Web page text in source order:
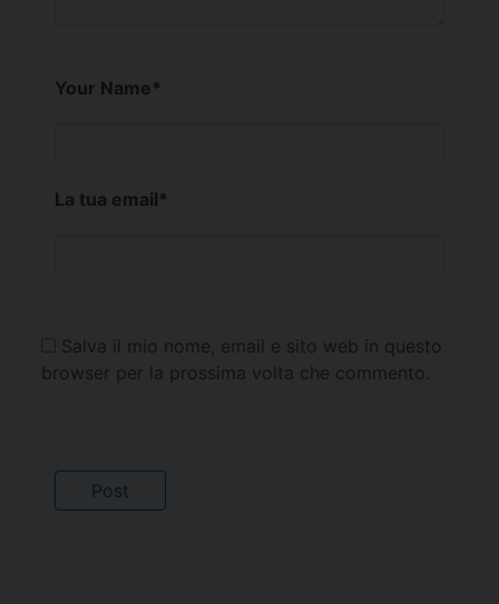
Your Name*
La tua email*
Salva il mio nome, email e sito web in questo
browser per la prossima volta che commento.